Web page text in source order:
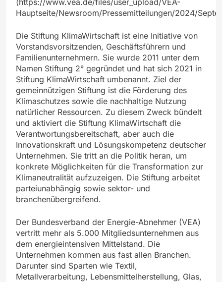
Hauptseite/Newsroom/Pressemitteilungen/2024/
Die Stiftung KlimaWirtschaft ist eine Initiative von
Vorstandsvorsitzenden, Geschäftsführern und
Familienunternehmern. Sie wurde 2011 unter dem
Namen Stiftung 2° gegründet und hat sich 2021 in
Stiftung KlimaWirtschaft umbenannt. Ziel der
gemeinnützigen Stiftung ist die Förderung des
Klimaschutzes sowie die nachhaltige Nutzung
natürlicher Ressourcen. Zu diesem Zweck bündelt
und aktiviert die Stiftung KlimaWirtschaft die
Verantwortungsbereitschaft, aber auch die
Innovationskraft und Lösungskompetenz deutscher
Unternehmen. Sie tritt an die Politik heran, um
konkrete Möglichkeiten für die Transformation zur
Klimaneutralität aufzuzeigen. Die Stiftung arbeitet
parteiunabhängig sowie sektor- und
branchenübergreifend.
Der Bundesverband der Energie-Abnehmer (VEA)
vertritt mehr als 5.000 Mitgliedsunternehmen aus
dem energieintensiven Mittelstand. Die
Unternehmen kommen aus fast allen Branchen.
Darunter sind Sparten wie Textil,
Metallverarbeitung, Lebensmittelherstellung, Glas,